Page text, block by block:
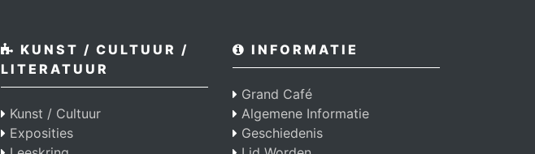
KUNST / CULTUUR /
LITERATUUR
Kunst / Cultuur
Exposities
INFORMATIE
Grand Café
Algemene Informatie
Geschiedenis